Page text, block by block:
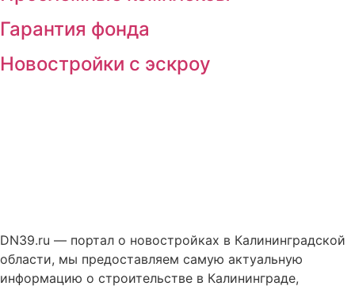
Гарантия фонда
Новостройки с эскроу
DN39.ru — портал о новостройках в Калининградской
области, мы предоставляем самую актуальную
информацию о строительстве в Калининграде,